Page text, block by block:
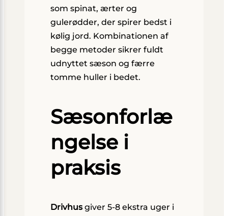
som spinat, ærter og
gulerødder, der spirer bedst i
kølig jord. Kombinationen af
begge metoder sikrer fuldt
udnyttet sæson og færre
tomme huller i bedet.
Sæsonforlæ
ngelse i
praksis
Drivhusgiver 5-8 ekstra uger i